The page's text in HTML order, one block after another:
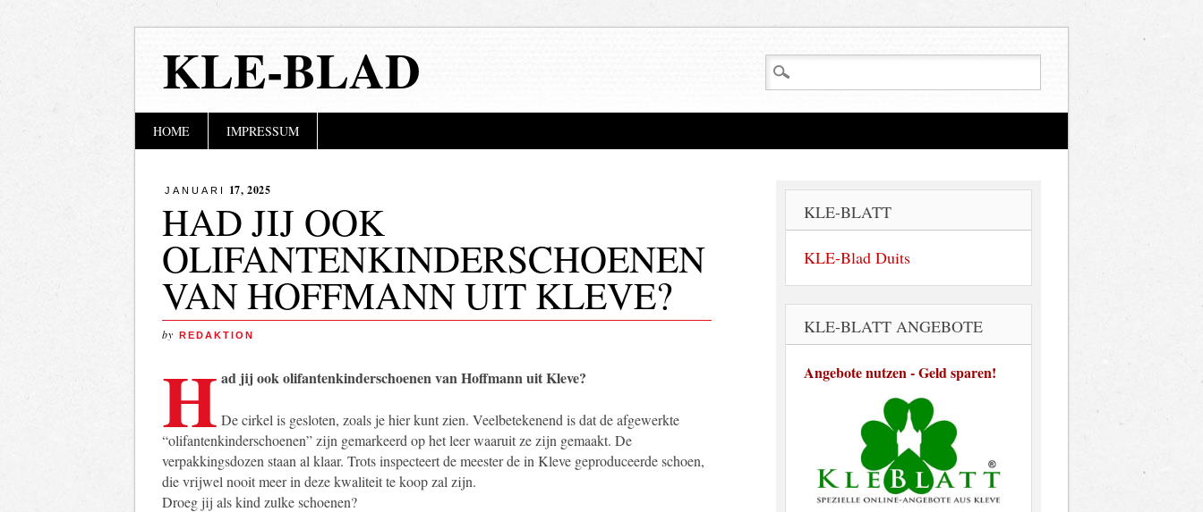
KLE-BLAD
Hoofdmenu
HOME IMPRESSUM
JANUARI 17, 2025
HAD JIJ OOK
OLIFANTENKINDERSCHOENEN
VAN HOFFMANN UIT KLEVE?
by REDAKTION
H ad jij ook olifantenkinderschoenen van Hoffmann uit Kleve?
De cirkel is gesloten, zoals je hier kunt zien. Veelbetekenend is dat de afgewerkte
“olifantenkinderschoenen” zijn gemarkeerd op het leer waaruit ze zijn gemaakt. De
verpakkingsdozen staan ​​al klaar. Trots inspecteert de meester de in Kleve geproduceerde schoen,
die vrijwel nooit meer in deze kwaliteit te koop zal zijn.
Droeg jij als kind zulke schoenen?
KLE-BLATT
KLE-Blad Duits
KLE-BLATT ANGEBOTE
Angebote nutzen - Geld sparen!